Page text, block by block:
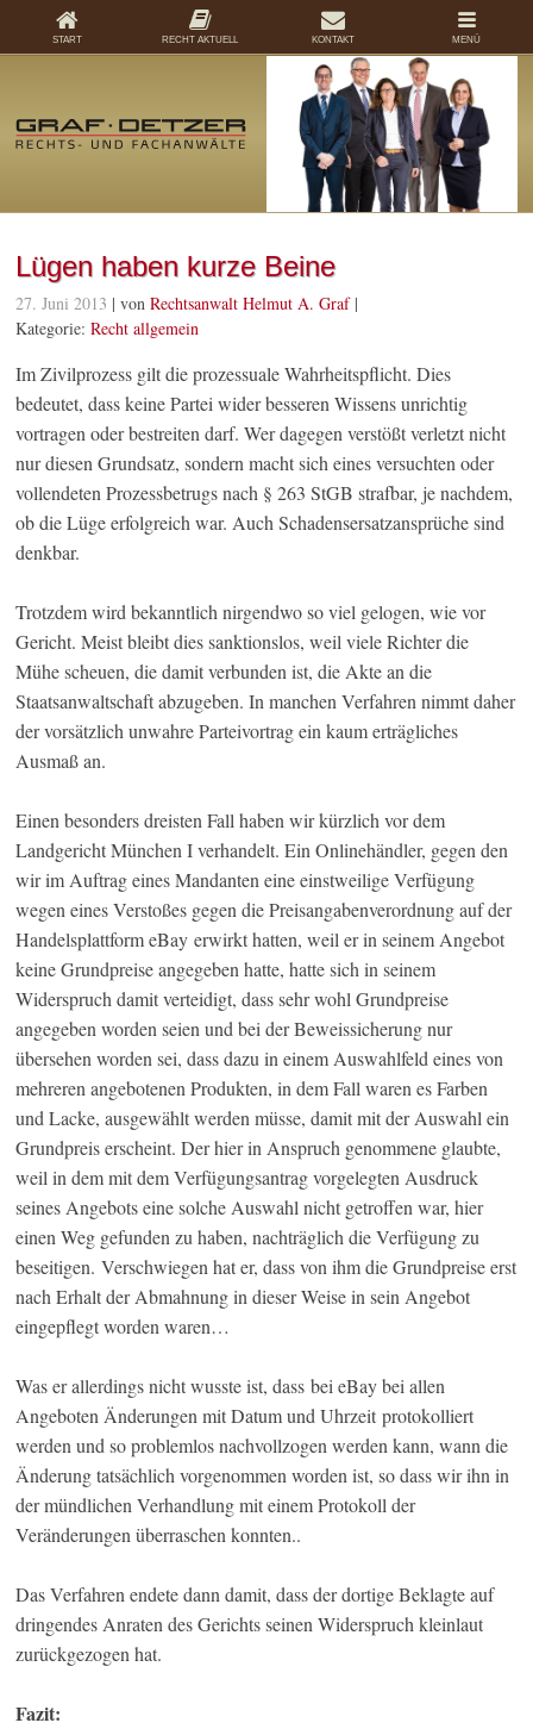
Lügen haben kurze Beine
27. Juni 2013 | vonRechtsanwalt Helmut A. Graf|
Kategorie:Recht allgemein
Im Zivilprozess gilt die prozessuale Wahrheitspflicht. Dies
bedeutet, dass keine Partei wider besseren Wissens unrichtig
vortragen oder bestreiten darf. Wer dagegen verstößt verletzt nicht
nur diesen Grundsatz, sondern macht sich eines versuchten oder
vollendeten Prozessbetrugs nach § 263 StGB strafbar, je nachdem,
ob die Lüge erfolgreich war. Auch Schadensersatzansprüche sind
denkbar.
Trotzdem wird bekanntlich nirgendwo so viel gelogen, wie vor
Gericht. Meist bleibt dies sanktionslos, weil viele Richter die
Mühe scheuen, die damit verbunden ist, die Akte an die
Staatsanwaltschaft abzugeben. In manchen Verfahren nimmt daher
der vorsätzlich unwahre Parteivortrag ein kaum erträgliches
Ausmaß an.
Einen besonders dreisten Fall haben wir kürzlich vor dem
Landgericht München I verhandelt. Ein Onlinehändler, gegen den
wir im Auftrag eines Mandanten eine einstweilige Verfügung
wegen eines Verstoßes gegen die Preisangabenverordnung auf der
Handelsplattform eBay erwirkt hatten, weil er in seinem Angebot
keine Grundpreise angegeben hatte, hatte sich in seinem
Widerspruch damit verteidigt, dass sehr wohl Grundpreise
angegeben worden seien und bei der Beweissicherung nur
übersehen worden sei, dass dazu in einem Auswahlfeld eines von
mehreren angebotenen Produkten, in dem Fall waren es Farben
und Lacke, ausgewählt werden müsse, damit mit der Auswahl ein
Grundpreis erscheint. Der hier in Anspruch genommene glaubte,
weil in dem mit dem Verfügungsantrag vorgelegten Ausdruck
seines Angebots eine solche Auswahl nicht getroffen war, hier
einen Weg gefunden zu haben, nachträglich die Verfügung zu
beseitigen. Verschwiegen hat er, dass von ihm die Grundpreise erst
nach Erhalt der Abmahnung in dieser Weise in sein Angebot
eingepflegt worden waren…
Was er allerdings nicht wusste ist, dass bei eBay bei allen
Angeboten Änderungen mit Datum und Uhrzeit protokolliert
werden und so problemlos nachvollzogen werden kann, wann die
Änderung tatsächlich vorgenommen worden ist, so dass wir ihn in
der mündlichen Verhandlung mit einem Protokoll der
Veränderungen überraschen konnten..
Das Verfahren endete dann damit, dass der dortige Beklagte auf
dringendes Anraten des Gerichts seinen Widerspruch kleinlaut
zurückgezogen hat.
Fazit:
START RECHT AKTUELL KONTAKT MENÜ